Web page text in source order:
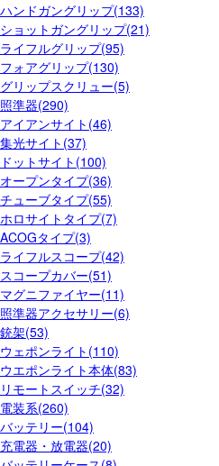
ハンドガングリップ(133)
ショットガングリップ(21)
ライフルグリップ(95)
フォアグリップ(130)
グリップスクリュー(5)
照準器(290)
アイアンサイト(46)
集光サイト(37)
ドットサイト(100)
オープンタイプ(36)
チューブタイプ(55)
ホロサイトタイプ(7)
ACOGタイプ(3)
ライフルスコープ(42)
スコープカバー(51)
マグニファイヤー(11)
照準器アクセサリー(6)
銃架(53)
ウェポンライト(110)
ウエポンライト本体(83)
リモートスイッチ(32)
電装系(260)
バッテリー(104)
充電器・放電器(20)